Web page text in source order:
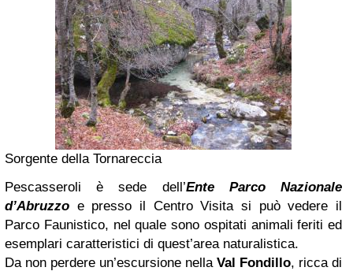
Sorgente della Tornareccia
Pescasseroli è sede dell’Ente Parco Nazionale
d’Abruzzo e presso il Centro Visita si può vedere il
Parco Faunistico, nel quale sono ospitati animali feriti ed
esemplari caratteristici di quest’area naturalistica.
Da non perdere un’escursione nella Val Fondillo, ricca di